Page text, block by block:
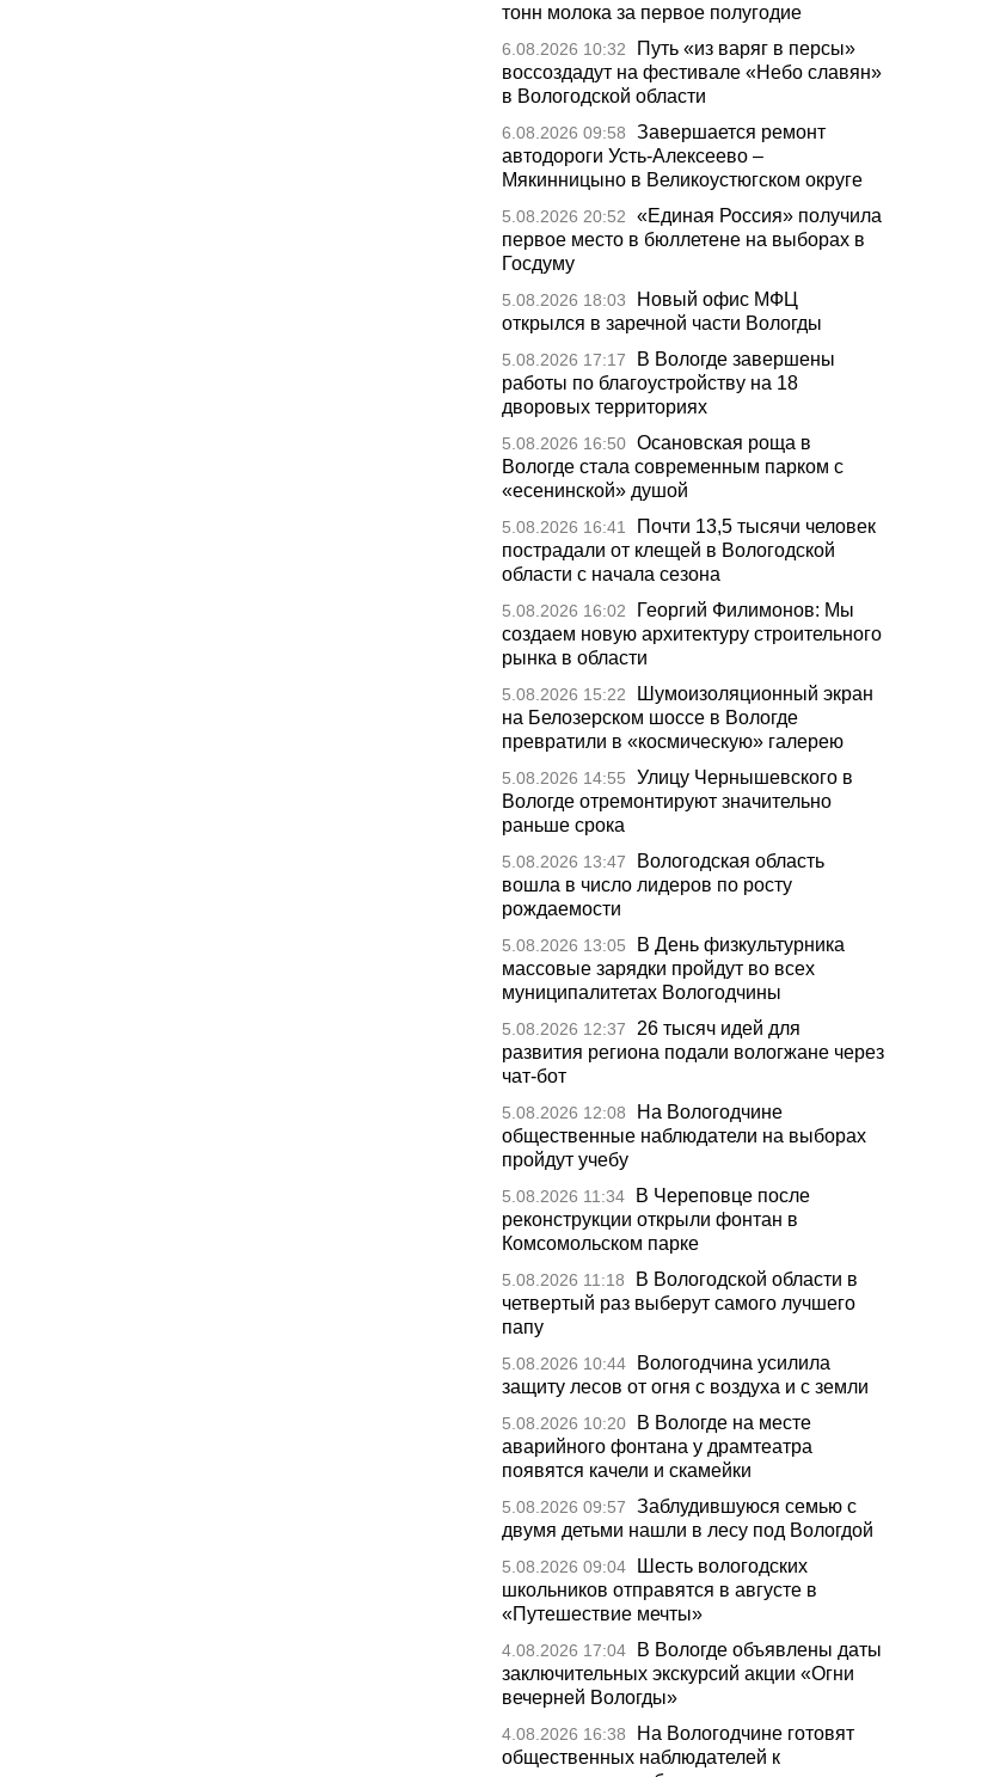
тонн молока за первое полугодие
6.08.2026 10:32
Путь «из варяг в персы»
воссоздадут на фестивале «Небо славян»
в Вологодской области
6.08.2026 09:58
Завершается ремонт
автодороги Усть-Алексеево –
Мякинницыно в Великоустюгском округе
5.08.2026 20:52
«Единая Россия» получила
первое место в бюллетене на выборах в
Госдуму
5.08.2026 18:03
Новый офис МФЦ
открылся в заречной части Вологды
5.08.2026 17:17
В Вологде завершены
работы по благоустройству на 18
дворовых территориях
5.08.2026 16:50 Осановская роща в
Вологде стала современным парком с
«есенинской» душой
5.08.2026 16:41
Почти 13,5 тысячи человек
пострадали от клещей в Вологодской
области с начала сезона
5.08.2026 16:02
Георгий Филимонов: Мы
создаем новую архитектуру строительного
рынка в области
5.08.2026 15:22
Шумоизоляционный экран
на Белозерском шоссе в Вологде
превратили в «космическую» галерею
5.08.2026 14:55
Улицу Чернышевского в
Вологде отремонтируют значительно
раньше срока
5.08.2026 13:47
Вологодская область
вошла в число лидеров по росту
рождаемости
5.08.2026 13:05
В День физкультурника
массовые зарядки пройдут во всех
муниципалитетах Вологодчины
5.08.2026 12:37
26 тысяч идей для
развития региона подали вологжане через
чат-бот
5.08.2026 12:08
На Вологодчине
общественные наблюдатели на выборах
пройдут учебу
5.08.2026 11:34
В Череповце после
реконструкции открыли фонтан в
Комсомольском парке
5.08.2026 11:18
В Вологодской области в
четвертый раз выберут самого лучшего
папу
5.08.2026 10:44
Вологодчина усилила
защиту лесов от огня с воздуха и с земли
5.08.2026 10:20
В Вологде на месте
аварийного фонтана у драмтеатра
появятся качели и скамейки
5.08.2026 09:57
Заблудившуюся семью с
двумя детьми нашли в лесу под Вологдой
5.08.2026 09:04
Шесть вологодских
школьников отправятся в августе в
«Путешествие мечты»
4.08.2026 17:04
В Вологде объявлены даты
заключительных экскурсий акции «Огни
вечерней Вологды»
4.08.2026 16:38
На Вологодчине готовят
общественных наблюдателей к